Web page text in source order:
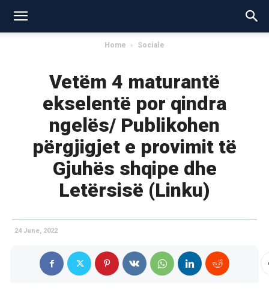
Home Sociale
Vetëm 4 maturantë
ekselentë por qindra
ngelës/ Publikohen
përgjigjet e provimit të
Gjuhës shqipe dhe
Letërsisë (Linku)
24 June, 2022